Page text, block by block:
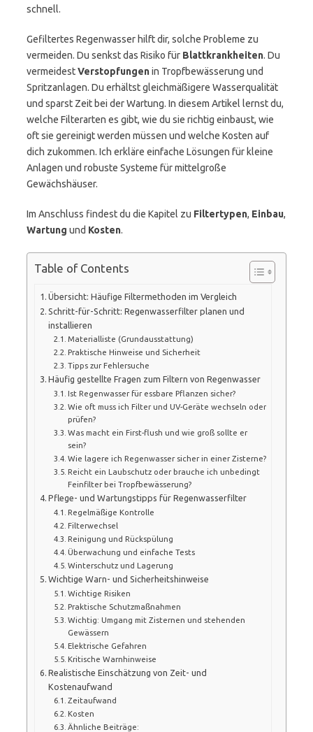
schnell.
Gefiltertes Regenwasser hilft dir, solche Probleme zu
vermeiden. Du senkst das Risiko für Blattkrankheiten. Du
vermeidestVerstopfungenin Tropfbewässerung und
Spritzanlagen. Du erhältst gleichmäßigere Wasserqualität
und sparst Zeit bei der Wartung. In diesem Artikel lernst du,
welche Filterarten es gibt, wie du sie richtig einbaust, wie
oft sie gereinigt werden müssen und welche Kosten auf
dich zukommen. Ich erkläre einfache Lösungen für kleine
Anlagen und robuste Systeme für mittelgroße
Gewächshäuser.
Im Anschluss findest du die Kapitel zu Filtertypen, Einbau,
Wartung und Kosten.
Table of Contents
Übersicht: Häufige Filtermethoden im Vergleich
Schritt-für-Schritt: Regenwasserfilter planen und
installieren
Materialliste (Grundausstattung)
Praktische Hinweise und Sicherheit
Tipps zur Fehlersuche
Häufig gestellte Fragen zum Filtern von Regenwasser
Ist Regenwasser für essbare Pflanzen sicher?
Wie oft muss ich Filter und UV-Geräte wechseln oder
prüfen?
Was macht ein First-flush und wie groß sollte er
sein?
Wie lagere ich Regenwasser sicher in einer Zisterne?
Reicht ein Laubschutz oder brauche ich unbedingt
Feinfilter bei Tropfbewässerung?
Pflege- und Wartungstipps für Regenwasserfilter
Regelmäßige Kontrolle
Filterwechsel
Reinigung und Rückspülung
Überwachung und einfache Tests
Winterschutz und Lagerung
Wichtige Warn- und Sicherheitshinweise
Wichtige Risiken
Praktische Schutzmaßnahmen
Wichtig: Umgang mit Zisternen und stehenden
Gewässern
Elektrische Gefahren
Kritische Warnhinweise
Realistische Einschätzung von Zeit- und
Kostenaufwand
Zeitaufwand
Kosten
Ähnliche Beiträge: